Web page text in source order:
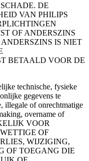
DE
VAN PHILIPS
OF ANDERSZINS
IS NIET
BETAALD VOOR DE
technische, fysieke
gegevens te
illegale of onrechtmatige
overname of
VOOR
OF
WIJZIGING,
OF TOEGANG DIE